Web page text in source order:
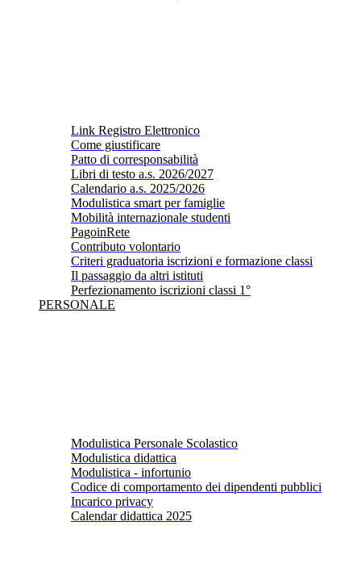
Link Registro Elettronico
Come giustificare
Patto di corresponsabilità
Libri di testo a.s. 2026/2027
Calendario a.s. 2025/2026
Modulistica smart per famiglie
Mobilità internazionale studenti
PagoinRete
Contributo volontario
Criteri graduatoria iscrizioni e formazione classi
Il passaggio da altri istituti
Perfezionamento iscrizioni classi 1°
PERSONALE
Modulistica Personale Scolastico
Modulistica didattica
Modulistica - infortunio
Codice di comportamento dei dipendenti pubblici
Incarico privacy
Calendar didattica 2025